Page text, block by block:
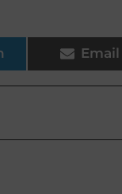
Email